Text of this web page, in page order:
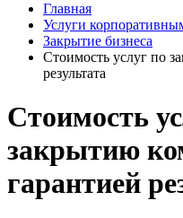
Главная
Услуги
Закрытие бизнеса
Стоимость услуг по
результата
Стоимость
закрытию
гарантией